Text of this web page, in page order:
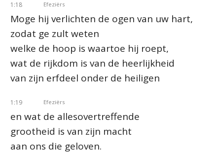
1:18 Efeziërs
Moge hij verlichten de ogen van uw hart,
zodat ge zult weten
welke de hoop is waartoe hij roept,
wat de rijkdom is van de heerlijkheid
van zijn erfdeel onder de heiligen
1:19 Efeziërs
en wat de allesovertreffende
grootheid is van zijn macht
aan ons die geloven.